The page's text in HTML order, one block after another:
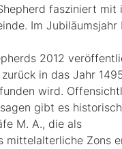
fasziniert mit
Im Jubiläumsjahr
2012
in das Jahr
wird.
gibt es
M. A., die als
mittelalterliche Zons